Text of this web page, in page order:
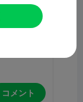
コメント